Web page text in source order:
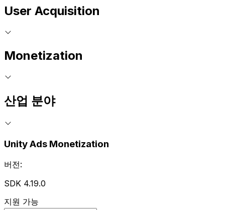
User Acquisition
Monetization
산업 분야
Unity Ads Monetization
버전:
SDK 4.19.0
지원 가능